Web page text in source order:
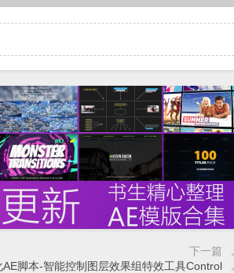
下一篇
AE脚本-智能控制图层效果组特效工具Control